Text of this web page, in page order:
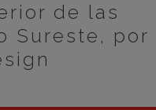
de las
Sureste, por